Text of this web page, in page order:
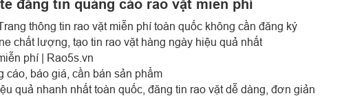
đăng tin quảng cáo rao vặt miễn phí
thông tin rao vặt miễn phí toàn quốc không cần đăng ký
chất lượng, tạo tin rao vặt hàng ngày hiệu quả nhất
phí | Rao5s.vn
cáo, báo giá, cần bán sản phẩm
quả nhanh nhất toàn quốc, đăng tin rao vặt dễ dàng, đơn giản